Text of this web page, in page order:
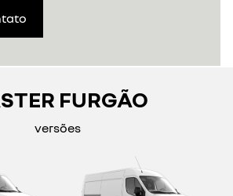
FURGÃO
versões